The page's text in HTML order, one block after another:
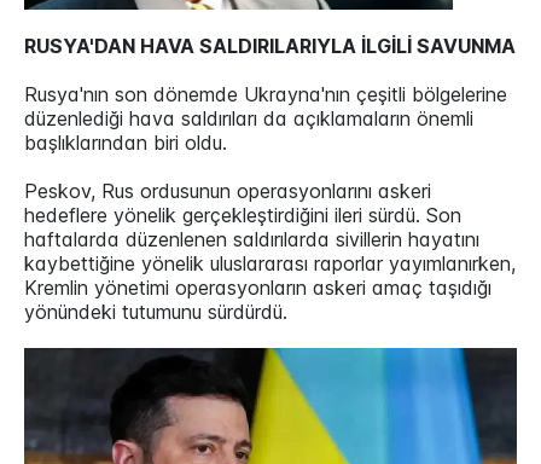
RUSYA'DAN HAVA SALDIRILARIYLA İLGİLİ SAVUNMA
Rusya'nın son dönemde Ukrayna'nın çeşitli bölgelerine
düzenlediği hava saldırıları da açıklamaların önemli
başlıklarından biri oldu.
Peskov, Rus ordusunun operasyonlarını askeri
hedeflere yönelik gerçekleştirdiğini ileri sürdü. Son
haftalarda düzenlenen saldırılarda sivillerin hayatını
kaybettiğine yönelik uluslararası raporlar yayımlanırken,
Kremlin yönetimi operasyonların askeri amaç taşıdığı
yönündeki tutumunu sürdürdü.